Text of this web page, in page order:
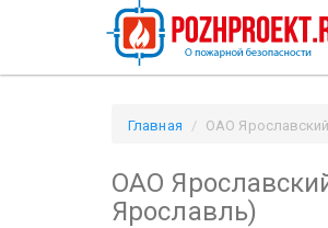
Главная ОАО
ОАО
Ярославль)